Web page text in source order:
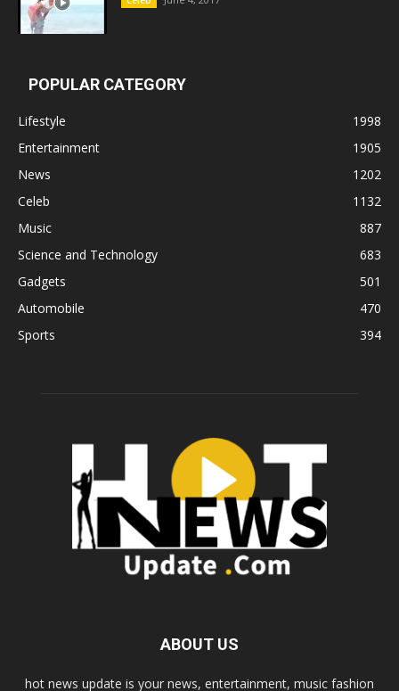
POPULAR CATEGORY
Lifestyle
1998
Entertainment
1905
News
1202
Celeb
1132
Music
887
Science and Technology
683
Gadgets
501
Automobile
470
Sports
394
ABOUT US
hot news update is your news, entertainment, music fashion